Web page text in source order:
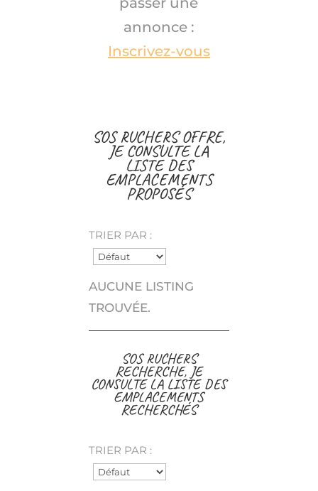
annonce :
Inscrivez-vous
SOS RUCHERS OFFRE,
JE CONSULTE LA
LISTE DES
EMPLACEMENTS
PROPOSÉS
TRIER PAR :
AUCUNE LISTING
TROUVÉE.
SOS RUCHERS
RECHERCHE, JE
CONSULTE LA LISTE DES
EMPLACEMENTS
RECHERCHÉS
TRIER PAR :